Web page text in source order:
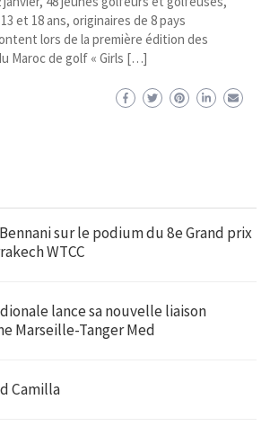
et 18 ans, originaires de 8 pays
lors de la première édition des
Maroc de golf « Girls […]
sur le podium du 8e Grand prix
WTCC
lance sa nouvelle liaison
Marseille-Tanger Med
Camilla